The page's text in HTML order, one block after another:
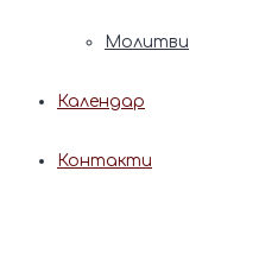
Молитви
Календар
Контакти